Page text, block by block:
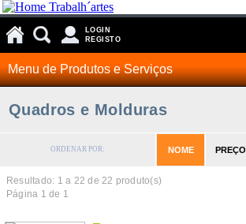
LOGIN
REGISTO
Menu de Produtos e Serviços
Quadros e Molduras
ORDENAR POR: NOME PREÇO
Resultado: 1 a 22 de 22 produto(s)
Página 1 de 1